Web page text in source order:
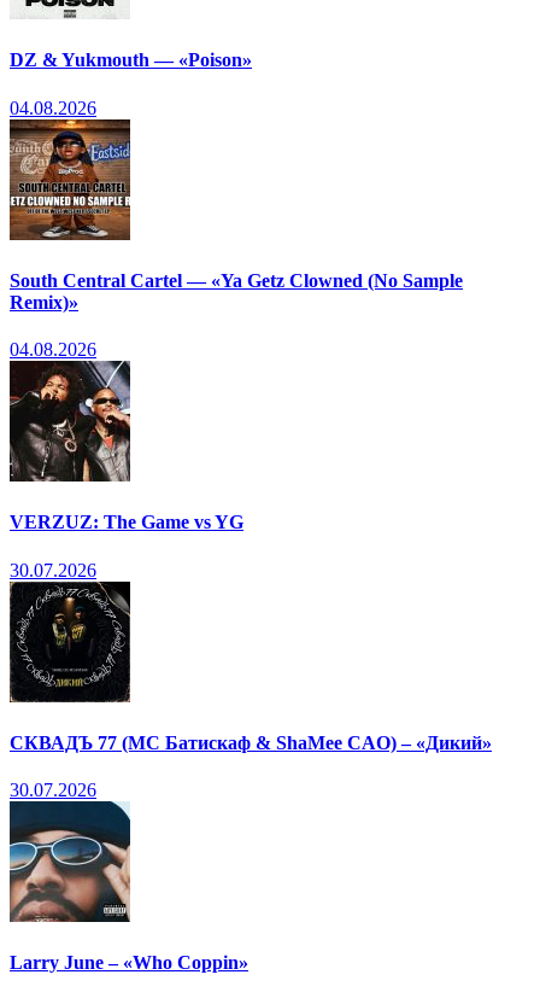
DZ & Yukmouth — «Poison»
04.08.2026
South Central Cartel — «Ya Getz Clowned (No Sample
Remix)»
04.08.2026
VERZUZ: The Game vs YG
30.07.2026
СКВАДЪ 77 (МС Батискаф & ShaMee CAO) – «Дикий»
30.07.2026
Larry June – «Who Coppin»